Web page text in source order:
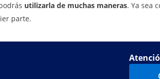
utilizarla de muchas maneras. Ya sea
parte.